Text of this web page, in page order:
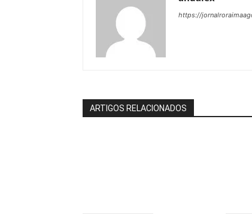
https://
ARTIGOS RELACIONADOS